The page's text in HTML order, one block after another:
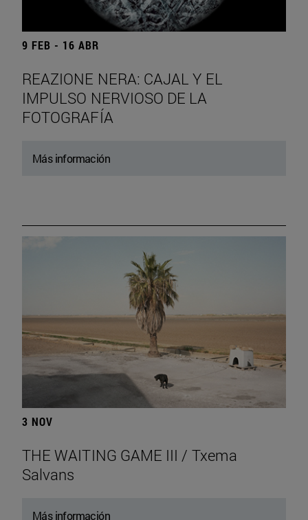
9 FEB - 16 ABR
REAZIONE NERA: CAJAL Y EL
IMPULSO NERVIOSO DE LA
FOTOGRAFÍA
Más información
3 NOV
THE WAITING GAME III / Txema
Salvans
Más información